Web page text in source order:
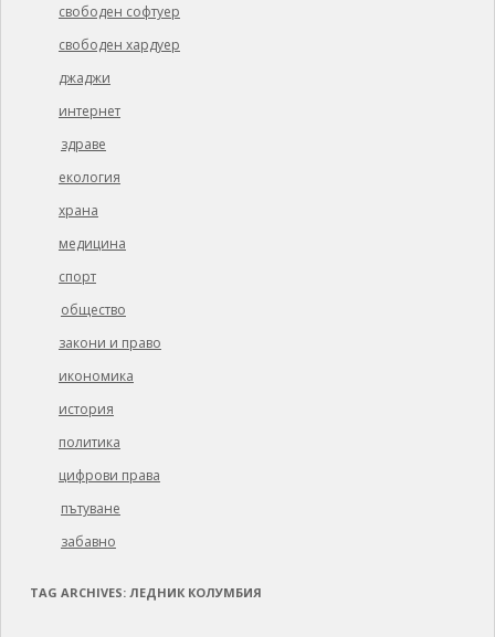
свободен софтуер
свободен хардуер
джаджи
интернет
здраве
екология
храна
медицина
спорт
общество
закони и право
икономика
история
политика
цифрови права
пътуване
забавно
TAG ARCHIVES: ЛЕДНИК КОЛУМБИЯ